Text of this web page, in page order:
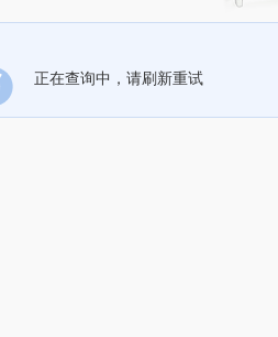
正在查询中，请刷新重试